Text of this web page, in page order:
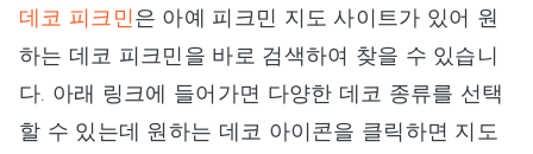
데코 피크민은 아예 피크민 지도 사이트가 있어 원
하는 데코 피크민을 바로 검색하여 찾을 수 있습니
다. 아래 링크에 들어가면 다양한 데코 종류를 선택
할 수 있는데 원하는 데코 아이콘을 클릭하면 지도